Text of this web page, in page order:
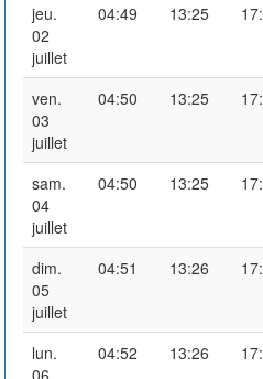
jeu.
02
juillet
04:49 13:25
ven.
03
juillet
04:50 13:25
sam.
04
juillet
04:50 13:25
dim.
05
juillet
04:51 13:26
lun.
06
04:52 13:26